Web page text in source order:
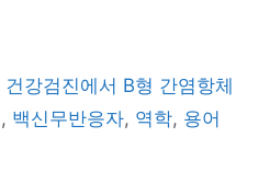
건강검진에서 B형 간염항체
, 백신무반응자, 역학, 용어